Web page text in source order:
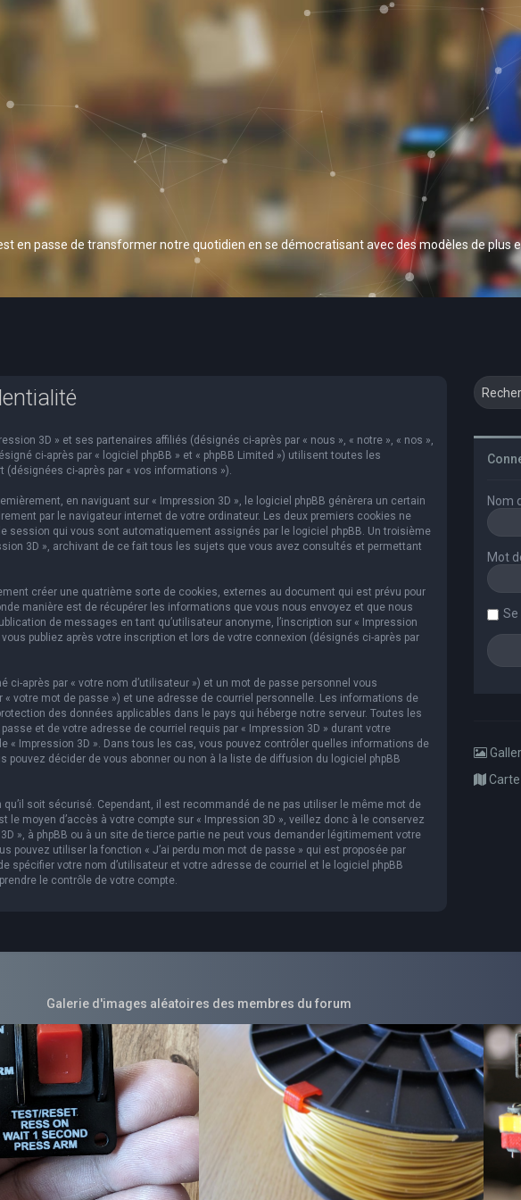
en passe de transformer notre quotidien en se démocratisant avec des modèles de plus
3D » et ses partenaires affiliés (désignés ci-après par « nous », « notre », « nos »,
ci-après par « logiciel phpBB » et « phpBB Limited ») utilisent toutes les
ci-après par « vos informations »).
en naviguant sur « Impression 3D », le logiciel phpBB génèrera un certain
par le navigateur internet de votre ordinateur. Les deux premiers cookies ne
session qui vous sont automatiquement assignés par le logiciel phpBB. Un troisième
3D », archivant de ce fait tous les sujets que vous avez consultés et permettant
créer une quatrième sorte de cookies, externes au document qui est prévu pour
manière est de récupérer les informations que vous nous envoyez et que nous
de messages en tant qu’utilisateur anonyme, l’inscription sur « Impression
publiez après votre inscription et lors de votre connexion (désignés ci-après par
après par « votre nom d’utilisateur ») et un mot de passe personnel vous
votre mot de passe ») et une adresse de courriel personnelle. Les informations de
des données applicables dans le pays qui héberge notre serveur. Toutes les
et de votre adresse de courriel requis par « Impression 3D » durant votre
Impression 3D ». Dans tous les cas, vous pouvez contrôler quelles informations de
décider de vous abonner ou non à la liste de diffusion du logiciel phpBB
soit sécurisé. Cependant, il est recommandé de ne pas utiliser le même mot de
moyen d’accès à votre compte sur « Impression 3D », veillez donc à le conservez
», à phpBB ou à un site de tierce partie ne peut vous demander légitimement votre
pouvez utiliser la fonction « J’ai perdu mon mot de passe » qui est proposée par
spécifier votre nom d’utilisateur et votre adresse de courriel et le logiciel phpBB
le contrôle de votre compte.
Nom
Mot
Se
Carte
Galerie d'images aléatoires des membres du forum